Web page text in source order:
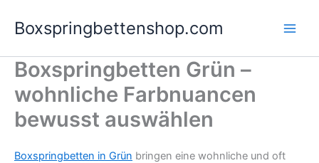
InhaltBoxspringbettenshop.com
Boxspringbetten Grün –
wohnliche Farbnuancen
bewusst auswählen
Boxspringbetten in Grün bringen eine wohnliche und oft